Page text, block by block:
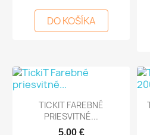
DO KOŠÍKA
TICKIT FAREBNÉ
PRIESVITNÉ...
5,00 €